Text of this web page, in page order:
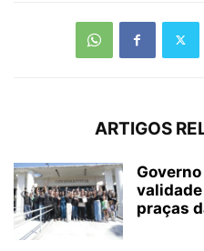
ARTIGOS
praças